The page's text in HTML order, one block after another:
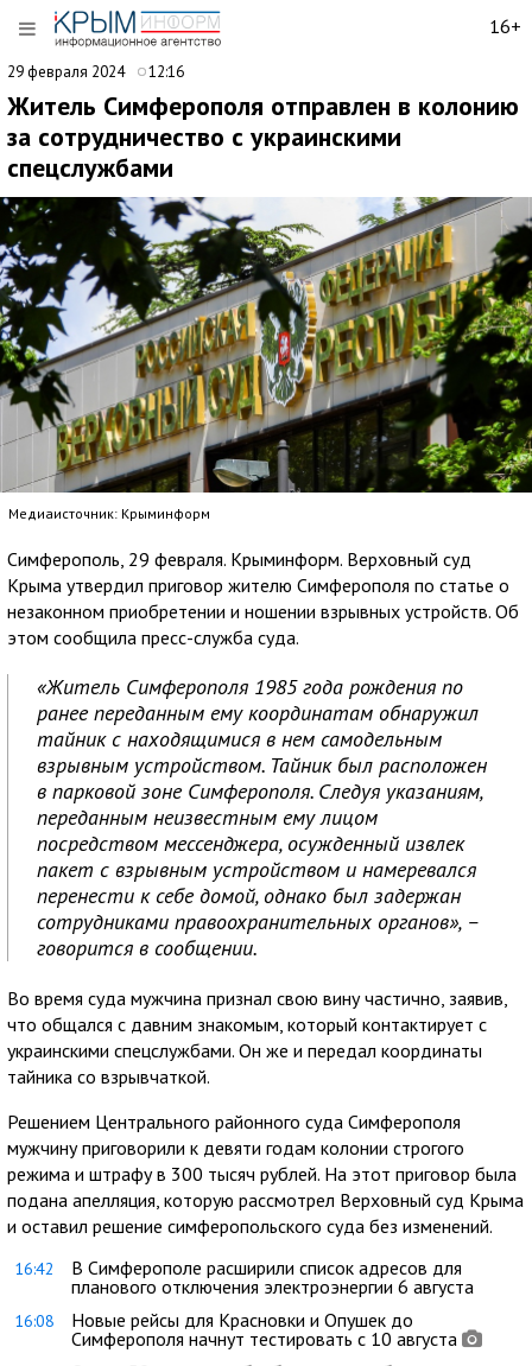
16+
29 февраля 2024 12:16
Житель Симферополя отправлен в колонию
за сотрудничество с украинскими
спецслужбами
Медиаисточник: Крыминформ
Симферополь, 29 февраля. Крыминформ. Верховный суд
Крыма утвердил приговор жителю Симферополя по статье о
незаконном приобретении и ношении взрывных устройств. Об
этом сообщила пресс-служба суда.
«Житель Симферополя 1985 года рождения по
ранее переданным ему координатам обнаружил
тайник с находящимися в нем самодельным
взрывным устройством. Тайник был расположен
в парковой зоне Симферополя. Следуя указаниям,
переданным неизвестным ему лицом
посредством мессенджера, осужденный извлек
пакет с взрывным устройством и намеревался
перенести к себе домой, однако был задержан
сотрудниками правоохранительных органов», –
говорится в сообщении.
Во время суда мужчина признал свою вину частично, заявив,
что общался с давним знакомым, который контактирует с
украинскими спецслужбами. Он же и передал координаты
тайника со взрывчаткой.
Решением Центрального районного суда Симферополя
мужчину приговорили к девяти годам колонии строгого
режима и штрафу в 300 тысяч рублей. На этот приговор была
подана апелляция, которую рассмотрел Верховный суд Крыма
и оставил решение симферопольского суда без изменений.
16:42
В Симферополе расширили список адресов для
планового отключения электроэнергии 6 августа
16:08
Новые рейсы для Красновки и Опушек до
Симферополя начнут тестировать с 10 августа